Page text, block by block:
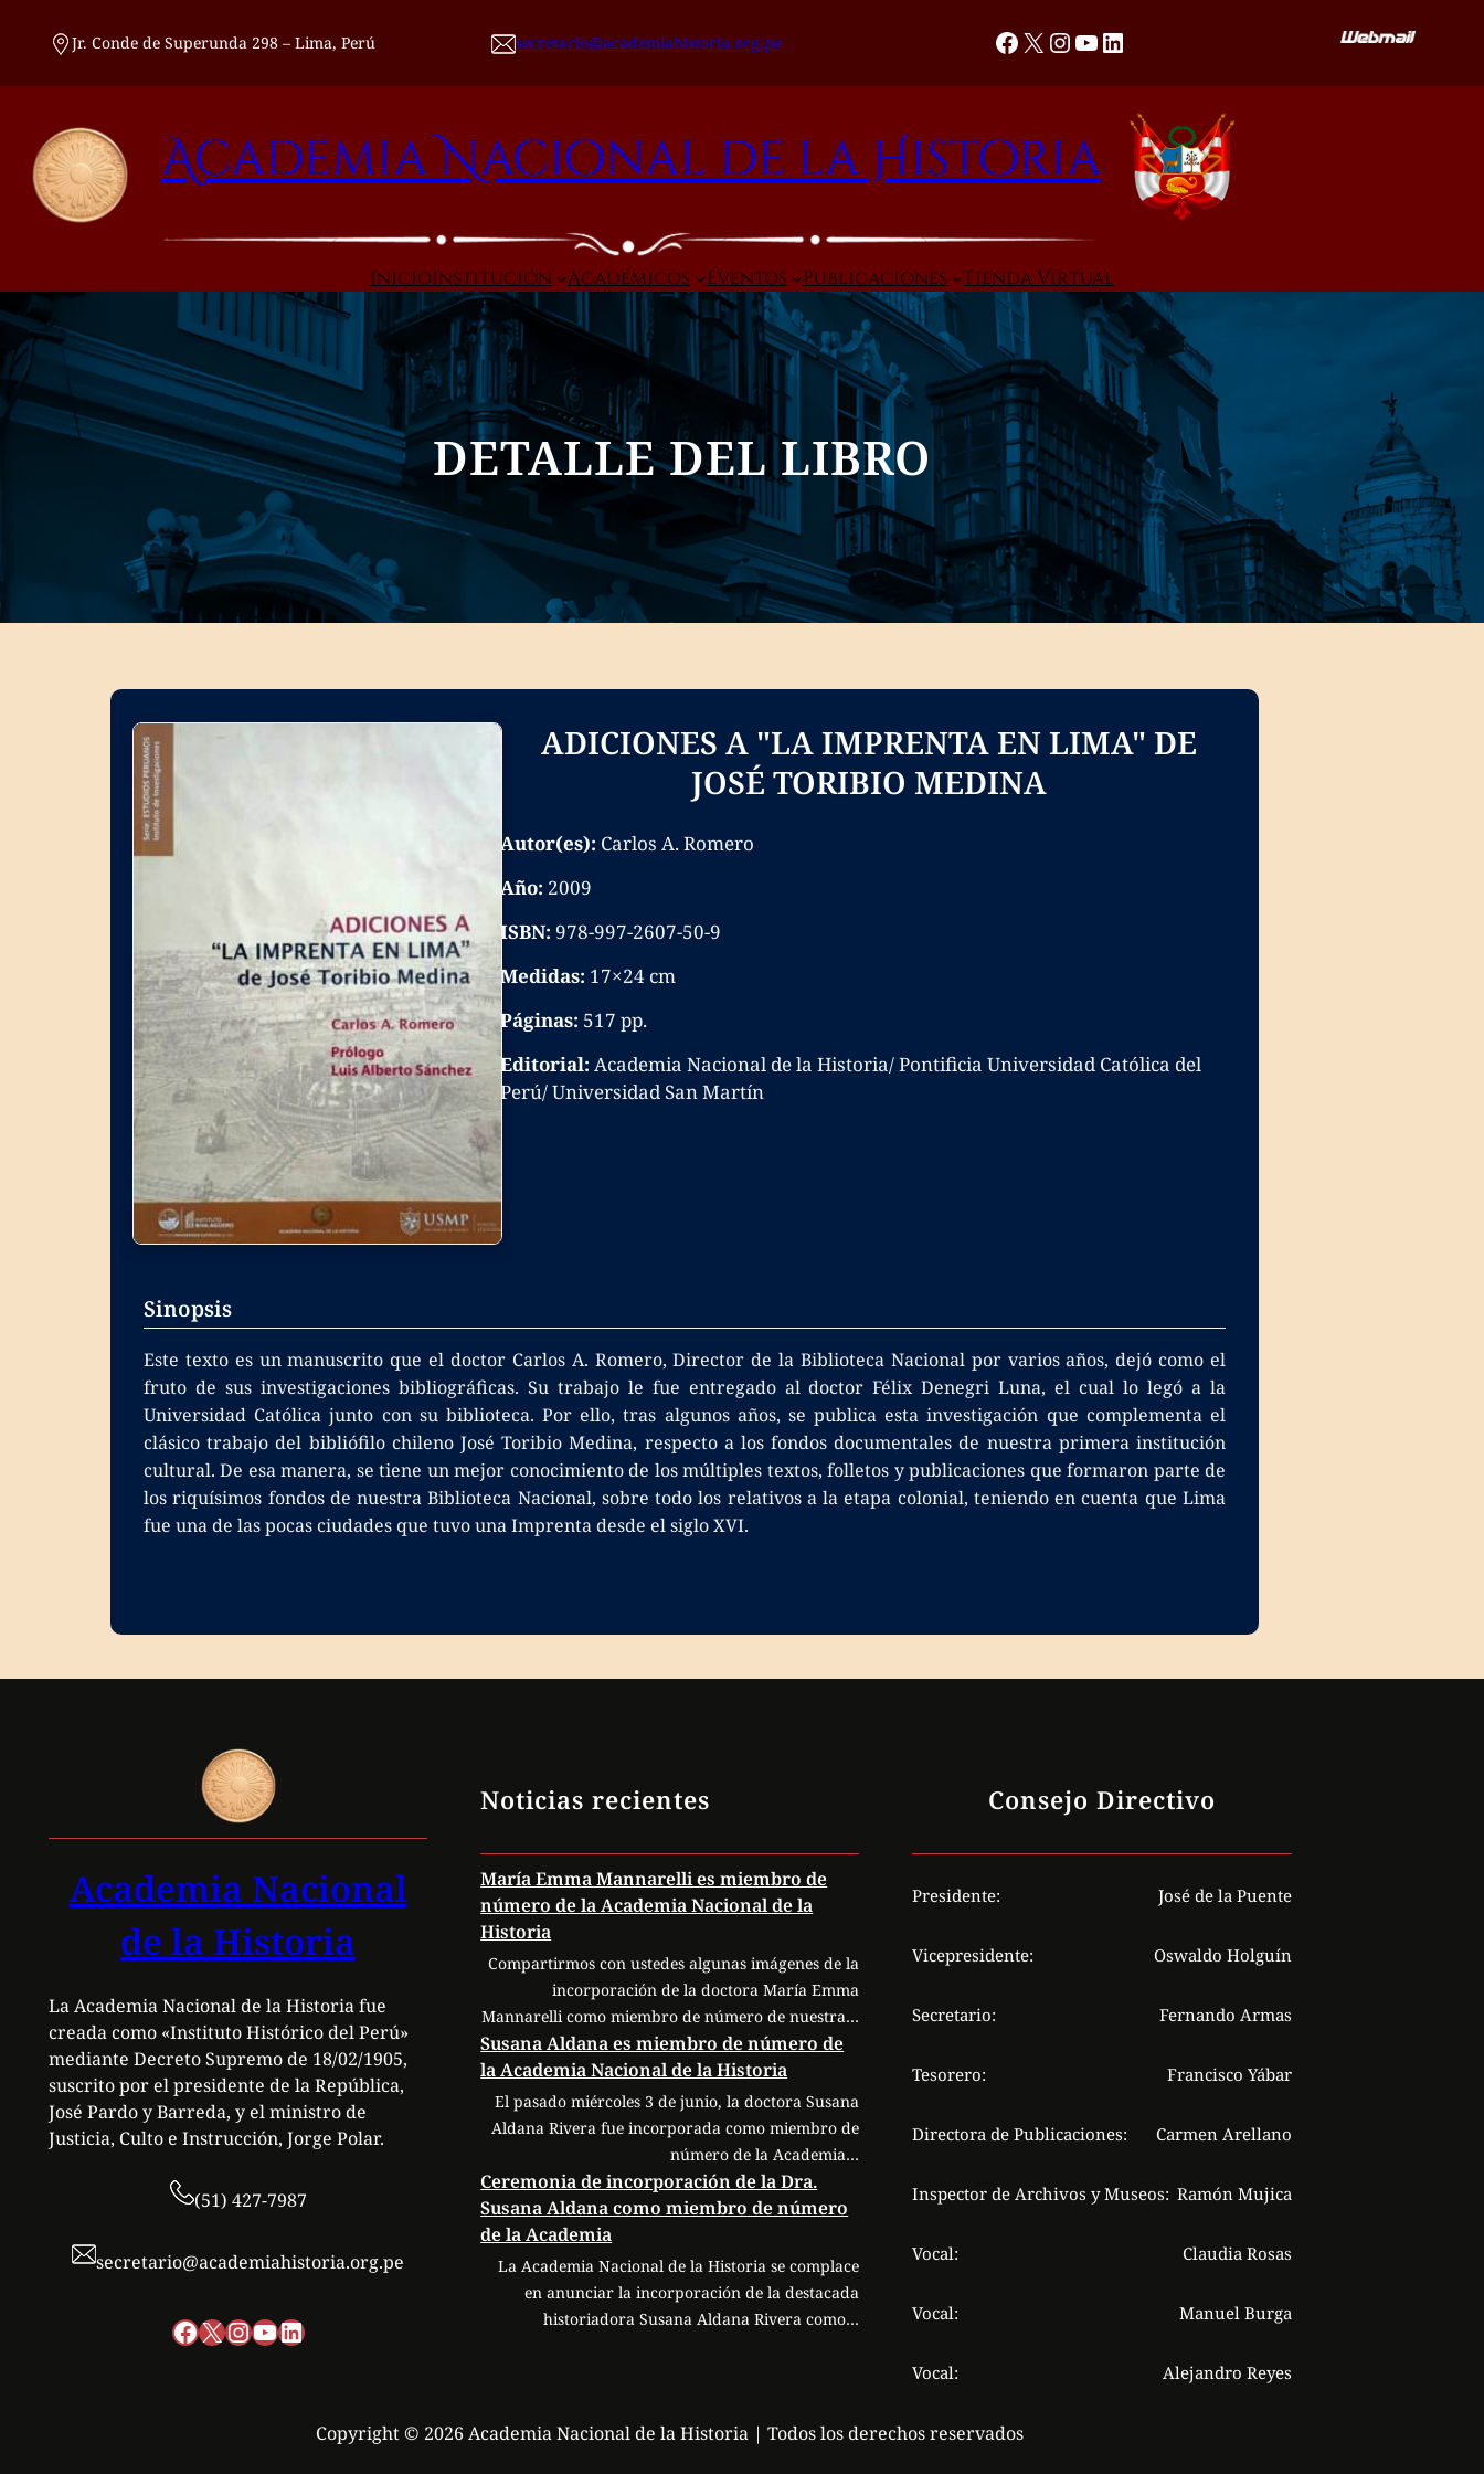
Jr. Conde de Superunda 298 – Lima, Perú secretario@academiahistoria.org.pe Facebook
X Instagram
YouTube
LinkedIn
Academia Nacional de la Historia
InicioInstitución Académicos Eventos Publicaciones Tienda Virtual
DETALLE DEL LIBRO
ADICIONES A "LA IMPRENTA EN LIMA" DE
JOSÉ TORIBIO MEDINA
Autor(es): Carlos A. Romero
Año: 2009
ISBN: 978-997-2607-50-9
Medidas: 17×24 cm
Páginas: 517 pp.
Editorial: Academia Nacional de la Historia/ Pontificia Universidad Católica del
Perú/ Universidad San Martín
Sinopsis
Este texto es un manuscrito que el doctor Carlos A. Romero, Director de la Biblioteca Nacional por varios años, dejó como el
fruto de sus investigaciones bibliográficas. Su trabajo le fue entregado al doctor Félix Denegri Luna, el cual lo legó a la
Universidad Católica junto con su biblioteca. Por ello, tras algunos años, se publica esta investigación que complementa el
clásico trabajo del bibliófilo chileno José Toribio Medina, respecto a los fondos documentales de nuestra primera institución
cultural. De esa manera, se tiene un mejor conocimiento de los múltiples textos, folletos y publicaciones que formaron parte de
los riquísimos fondos de nuestra Biblioteca Nacional, sobre todo los relativos a la etapa colonial, teniendo en cuenta que Lima
fue una de las pocas ciudades que tuvo una Imprenta desde el siglo XVI.
Academia Nacional
de la Historia
La Academia Nacional de la Historia fue
creada como «Instituto Histórico del Perú»
mediante Decreto Supremo de 18/02/1905,
suscrito por el presidente de la República,
José Pardo y Barreda, y el ministro de
Justicia, Culto e Instrucción, Jorge Polar.
(51) 427-7987
secretario@academiahistoria.org.pe
Facebook
X Instagram
YouTube
LinkedIn
Noticias recientes
María Emma Mannarelli es miembro de
número de la Academia Nacional de la
Historia
Compartirmos con ustedes algunas imágenes de la
incorporación de la doctora María Emma
Mannarelli como miembro de número de nuestra…
Susana Aldana es miembro de número de
la Academia Nacional de la Historia
El pasado miércoles 3 de junio, la doctora Susana
Aldana Rivera fue incorporada como miembro de
número de la Academia…
Ceremonia de incorporación de la Dra.
Susana Aldana como miembro de número
de la Academia
La Academia Nacional de la Historia se complace
en anunciar la incorporación de la destacada
historiadora Susana Aldana Rivera como…
Consejo Directivo
Presidente: José de la Puente
Vicepresidente: Oswaldo Holguín
Secretario: Fernando Armas
Tesorero: Francisco Yábar
Directora de Publicaciones: Carmen Arellano
Inspector de Archivos y Museos: Ramón Mujica
Vocal: Claudia Rosas
Vocal: Manuel Burga
Vocal: Alejandro Reyes
Copyright © 2026 Academia Nacional de la Historia | Todos los derechos reservados